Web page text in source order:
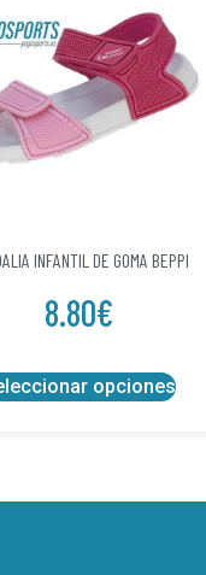
INFANTIL DE GOMA BEPPI
8.80€
opciones